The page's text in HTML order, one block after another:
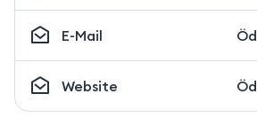
E-Mail
Website